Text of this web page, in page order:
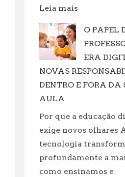
Leia mais
casal
Porto:
Motivos
Para
reservar
sessão
a
dois!
O PAPEL
ERA
NOVAS
DENTRO E FORA DA
AULA
Por que a educação
exige novos olhares
tecnologia
profundamente a
como ensinamos e